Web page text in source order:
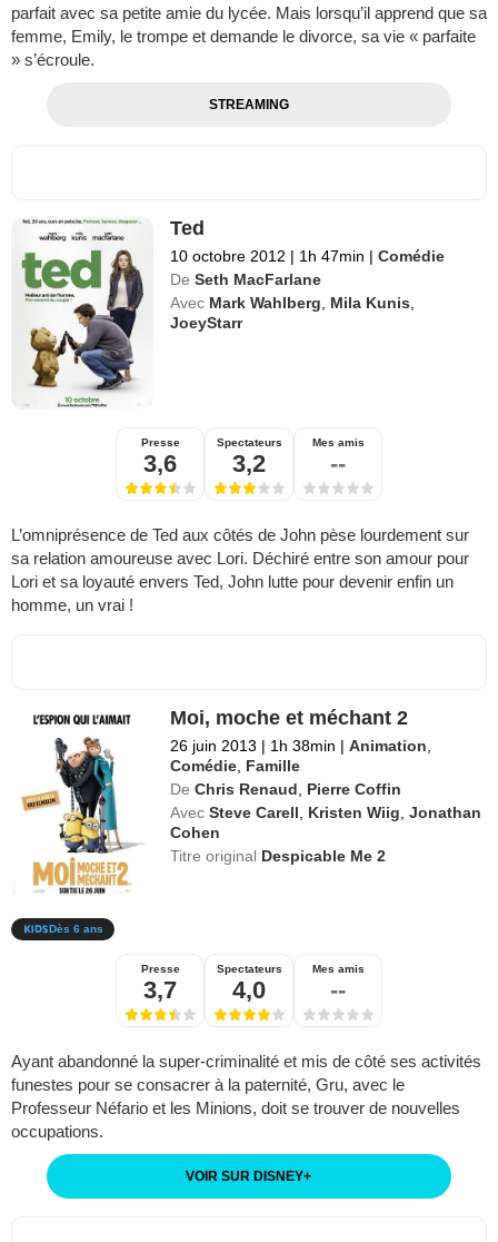
parfait avec sa petite amie du lycée. Mais lorsqu’il apprend que sa
femme, Emily, le trompe et demande le divorce, sa vie « parfaite
» s’écroule.
STREAMING
Ted
10 octobre 2012 | 1h 47min | Comédie
De Seth MacFarlane
Avec Mark Wahlberg Mila Kunis
JoeyStarr
Presse
3,6
Spectateurs
3,2
Mes amis
--
L’omniprésence de Ted aux côtés de John pèse lourdement sur
sa relation amoureuse avec Lori. Déchiré entre son amour pour
Lori et sa loyauté envers Ted, John lutte pour devenir enfin un
homme, un vrai !
Moi, moche et méchant 2
26 juin 2013 | 1h 38min | Animation,
Comédie, Famille
De Chris Renaud, Pierre Coffin
Avec Steve Carell, Kristen Wiig,Jonathan
Cohen
Titre original Despicable Me 2
Dès 6 ans
Presse
3,7
Spectateurs
4,0
Mes amis
--
Ayant abandonné la super-criminalité et mis de côté ses activités
funestes pour se consacrer à la paternité, Gru, avec le
Professeur Néfario et les Minions, doit se trouver de nouvelles
occupations.
VOIR SUR DISNEY+